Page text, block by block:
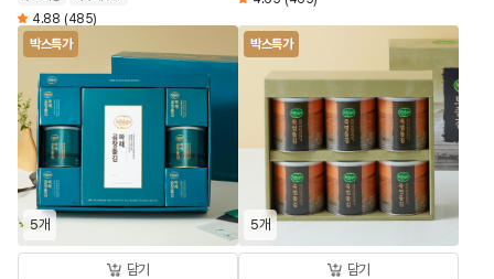
4.88 (485)
박스특가
5개
담기
박스특가
5개
담기